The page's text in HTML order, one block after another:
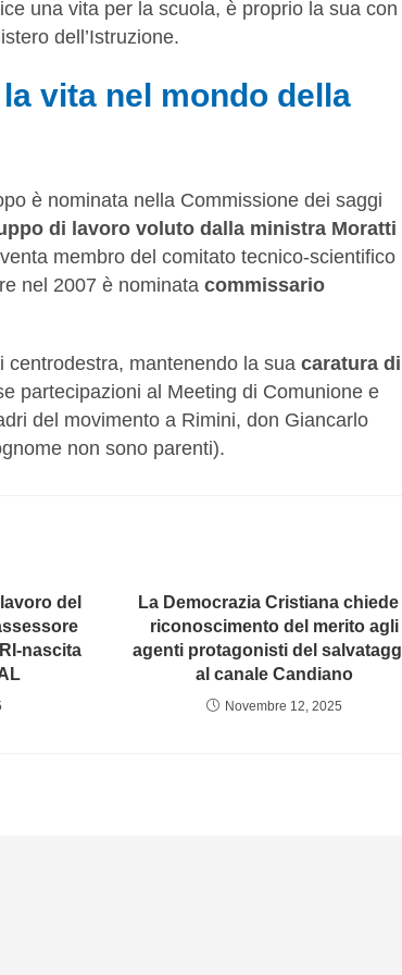
una vita per la scuola, è proprio la sua con
dell’Istruzione.
vita nel mondo della
è nominata nella Commissione dei saggi
di lavoro voluto dalla ministra Moratti
membro del comitato tecnico-scientifico
nel 2007 è nominata commissario
mantenendo la sua caratura di
partecipazioni al Meeting di Comunione e
del movimento a Rimini, don Giancarlo
non sono parenti).
del
nascita
La Democrazia Cristiana chiede
riconoscimento del merito agli
agenti protagonisti del
al canale Candiano
Novembre 12, 2025